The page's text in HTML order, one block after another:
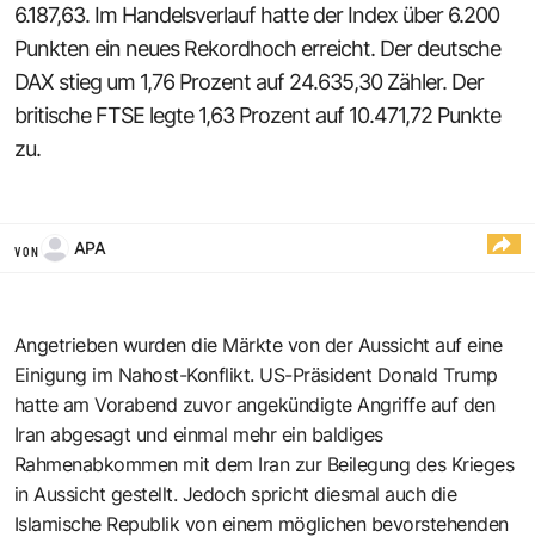
6.187,63. Im Handelsverlauf hatte der Index über 6.200
Punkten ein neues Rekordhoch erreicht. Der deutsche
DAX stieg um 1,76 Prozent auf 24.635,30 Zähler. Der
britische FTSE legte 1,63 Prozent auf 10.471,72 Punkte
zu.
VON APA
Angetrieben wurden die Märkte von der Aussicht auf eine
Einigung im Nahost-Konflikt. US-Präsident Donald Trump
hatte am Vorabend zuvor angekündigte Angriffe auf den
Iran abgesagt und einmal mehr ein baldiges
Rahmenabkommen mit dem Iran zur Beilegung des Krieges
in Aussicht gestellt. Jedoch spricht diesmal auch die
Islamische Republik von einem möglichen bevorstehenden